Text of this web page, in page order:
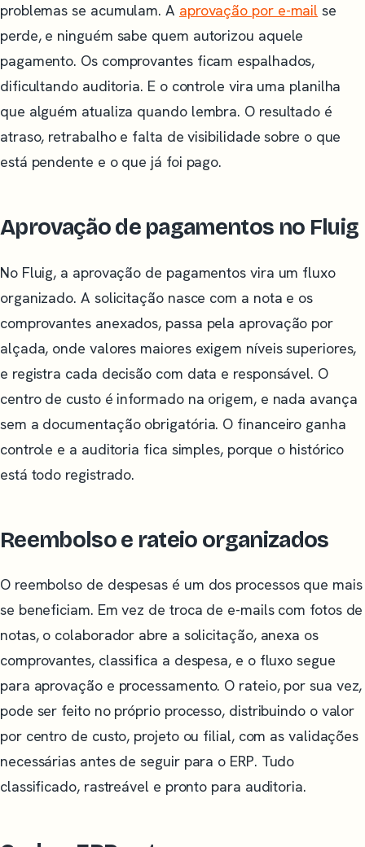
problemas se acumulam. A aprovação por e-mail se
perde, e ninguém sabe quem autorizou aquele
pagamento. Os comprovantes ficam espalhados,
dificultando auditoria. E o controle vira uma planilha
que alguém atualiza quando lembra. O resultado é
atraso, retrabalho e falta de visibilidade sobre o que
está pendente e o que já foi pago.
Aprovação de pagamentos no Fluig
No Fluig, a aprovação de pagamentos vira um fluxo
organizado. A solicitação nasce com a nota e os
comprovantes anexados, passa pela aprovação por
alçada, onde valores maiores exigem níveis superiores,
e registra cada decisão com data e responsável. O
centro de custo é informado na origem, e nada avança
sem a documentação obrigatória. O financeiro ganha
controle e a auditoria fica simples, porque o histórico
está todo registrado.
Reembolso e rateio organizados
O reembolso de despesas é um dos processos que mais
se beneficiam. Em vez de troca de e-mails com fotos de
notas, o colaborador abre a solicitação, anexa os
comprovantes, classifica a despesa, e o fluxo segue
para aprovação e processamento. O rateio, por sua vez,
pode ser feito no próprio processo, distribuindo o valor
por centro de custo, projeto ou filial, com as validações
necessárias antes de seguir para o ERP. Tudo
classificado, rastreável e pronto para auditoria.